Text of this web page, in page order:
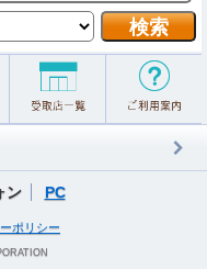
ン PC
ポリシー